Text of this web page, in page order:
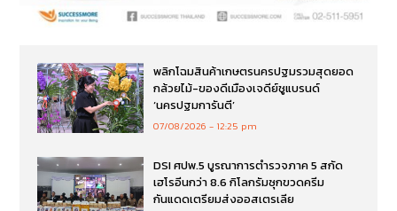
พลิกโฉมสินค้าเกษตรนครปฐมรวมสุดยอด
กล้วยไม้-ของดีเมืองเจดีย์ชูแบรนด์
‘นครปฐมการันตี’
07/08/2026 12:25 pm
DSI ศปพ.5 บูรณาการตำรวจภาค 5 สกัด
เฮโรอีนกว่า 8.6 กิโลกรัมซุกขวดครีม
กันแดดเตรียมส่งออสเตรเลีย